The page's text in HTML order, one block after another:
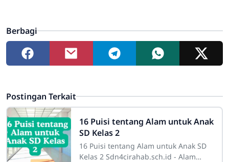
Berbagi
Postingan Terkait
16 Puisi tentang Alam untuk Anak
SD Kelas 2
16 Puisi tentang Alam untuk Anak SD
Kelas 2 Sdn4cirahab.sch.id - Alam